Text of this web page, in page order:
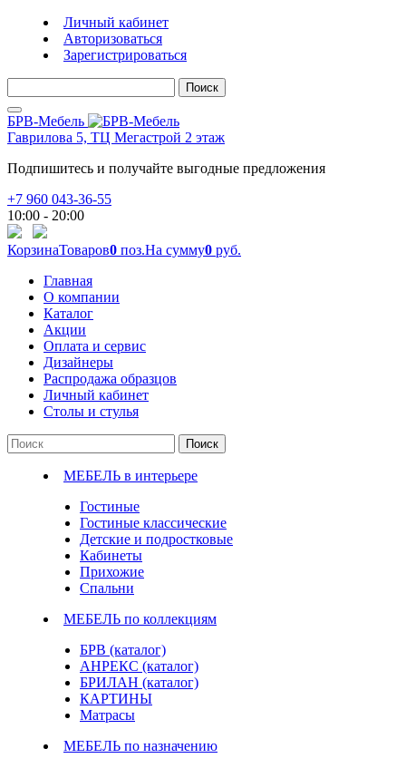
Личный кабинет
Авторизоваться
Зарегистрироваться
Поиск
БРВ-Мебель
Гаврилова 5, ТЦ Мегастрой 2 этаж
Подпишитесь и получайте выгодные предложения
+7 960 043-36-55
10:00 - 20:00
КорзинаТоваров0 поз.На сумму0 руб.
Главная
О компании
Каталог
Акции
Оплата и сервис
Дизайнеры
Распродажа образцов
Личный кабинет
Столы и стулья
Поиск
МЕБЕЛЬ в интерьере
Гостиные
Гостиные классические
Детские и подростковые
Кабинеты
Прихожие
Спальни
МЕБЕЛЬ по коллекциям
БРВ (каталог)
АНРЕКС (каталог)
БРИЛАН (каталог)
КАРТИНЫ
Матрасы
МЕБЕЛЬ по назначению